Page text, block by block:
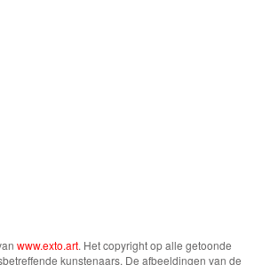
www.exto.art. Het copyright op alle getoonde
kunstenaars. De afbeeldingen van de